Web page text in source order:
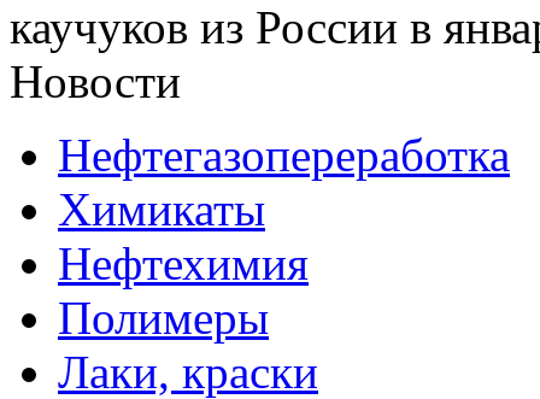
каучуков из России в
Новости
Нефтегазопереработка
Химикаты
Нефтехимия
Полимеры
Лаки, краски